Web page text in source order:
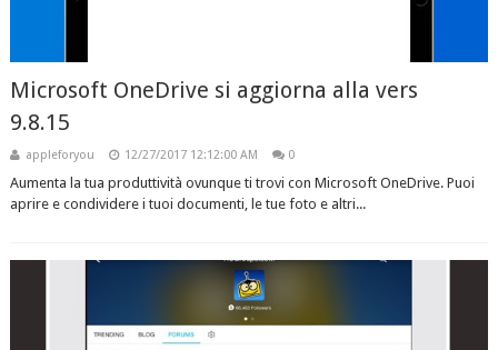
Microsoft OneDrive si aggiorna alla vers
9.8.15
appleforyou 12/27/2017 12:12:00 AM 0
Aumenta la tua produttività ovunque ti trovi con Microsoft OneDrive. Puoi
aprire e condividere i tuoi documenti, le tue foto e altri...